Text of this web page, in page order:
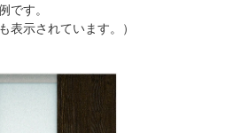
です。
表示されています。）